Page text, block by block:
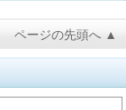
ページの先頭へ ▲